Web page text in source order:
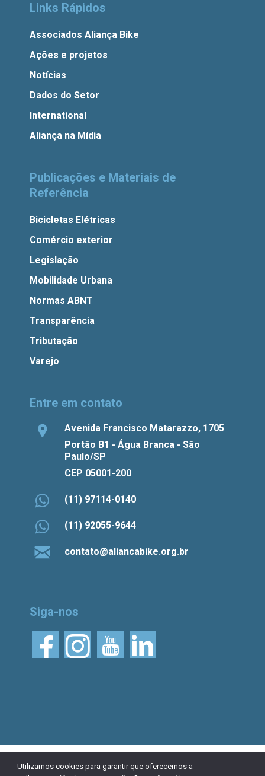
Links Rápidos
Associados Aliança Bike
Ações e projetos
Notícias
Dados do Setor
International
Aliança na Mídia
Publicações e Materiais de
Referência
Bicicletas Elétricas
Comércio exterior
Legislação
Mobilidade Urbana
Normas ABNT
Transparência
Tributação
Varejo
Entre em contato
Avenida Francisco Matarazzo, 1705
Portão B1 - Água Branca - São
Paulo/SP
CEP 05001-200
(11) 97114-0140
(11) 92055-9644
contato@aliancabike.org.br
Siga-nos
© 2026 Aliança Bike.
Esta obra está licenciada
Utilizamos cookies para garantir que oferecemos a